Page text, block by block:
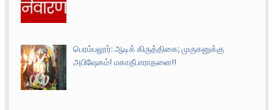
பெரம்பலூர்: ஆடிக் கிருத்திகை; முருகனுக்கு
அபிஷேகம்! மகாதீபாராதனை!!